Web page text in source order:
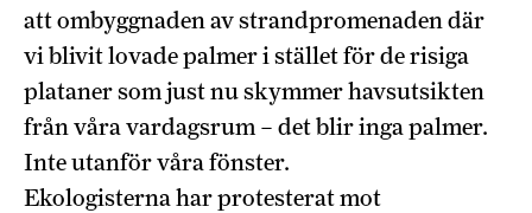
att ombyggnaden av strandpromenaden där
vi blivit lovade palmer i stället för de risiga
plataner som just nu skymmer havsutsikten
från våra vardagsrum – det blir inga palmer.
Inte utanför våra fönster.
Ekologisterna har protesterat mot